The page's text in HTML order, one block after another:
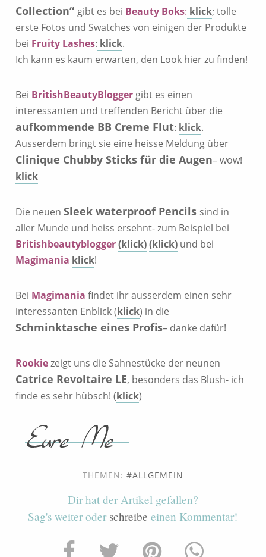
Collection“ gibt es bei Beauty Boks: klick; tolle
erste Fotos und Swatches von einigen der Produkte
bei Fruity Lashes: klick.
Ich kann es kaum erwarten, den Look hier zu finden!
Bei BritishBeautyBlogger gibt es einen
interessanten und treffenden Bericht über die
aufkommende BB Creme Flut: klick.
Ausserdem bringt sie eine heisse Meldung über
Clinique Chubby Sticks für die Augen– wow!
klick
Die neuen Sleek waterproof Pencils sind in
aller Munde und heiss ersehnt- zum Beispiel bei
Britishbeautyblogger(klick)(klick) und bei
Magimania klick!
Bei Magimania findet ihr ausserdem einen sehr
interessanten Enblick (klick) in die
Schminktasche eines Profis– danke dafür!
Rookiezeigt uns die Sahnestücke der neunen
Catrice Revoltaire LE, besonders das Blush- ich
finde es sehr hübsch! (klick)
THEMEN: ALLGEMEIN
Dir hat der Artikel gefallen?
Sag's weiter oder schreibe einen Kommentar!